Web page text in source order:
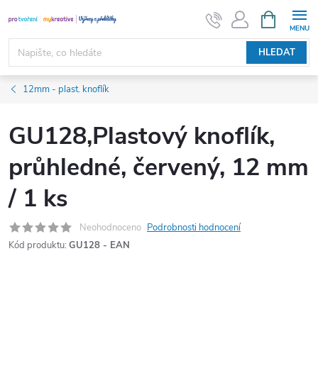
na
obsah
HLEDAT
NÁKUPNÍ
KOŠÍK
12mm - plast. knoflík
GU128,Plastový knoflík,
průhledné, červený, 12 mm
/ 1 ks
Neohodnoceno Podrobnosti hodnocení
Kód produktu: GU128 - EAN